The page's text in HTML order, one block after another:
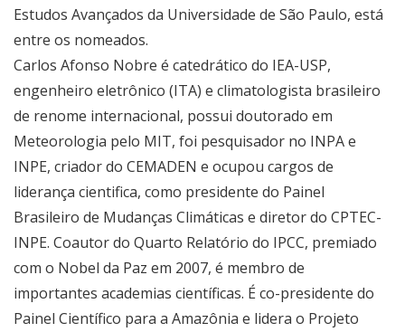
Estudos Avançados da Universidade de São Paulo, está
entre os nomeados.
Carlos Afonso Nobre é catedrático do IEA-USP,
engenheiro eletrônico (ITA) e climatologista brasileiro
de renome internacional, possui doutorado em
Meteorologia pelo MIT, foi pesquisador no INPA e
INPE, criador do CEMADEN e ocupou cargos de
liderança cientifica, como presidente do Painel
Brasileiro de Mudanças Climáticas e diretor do CPTEC-
INPE. Coautor do Quarto Relatório do IPCC, premiado
com o Nobel da Paz em 2007, é membro de
importantes academias científicas. É co-presidente do
Painel Científico para a Amazônia e lidera o Projeto